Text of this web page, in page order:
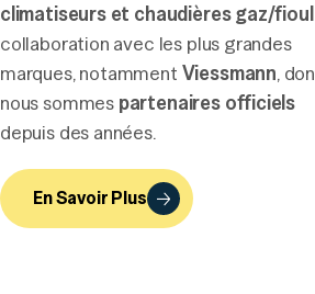
climatiseurs et chaudières gaz/fioul
collaboration avec les plus grandes
marques, notamment Viessmann,
nous sommes partenaires officiels
depuis des années.
En Savoir Plus